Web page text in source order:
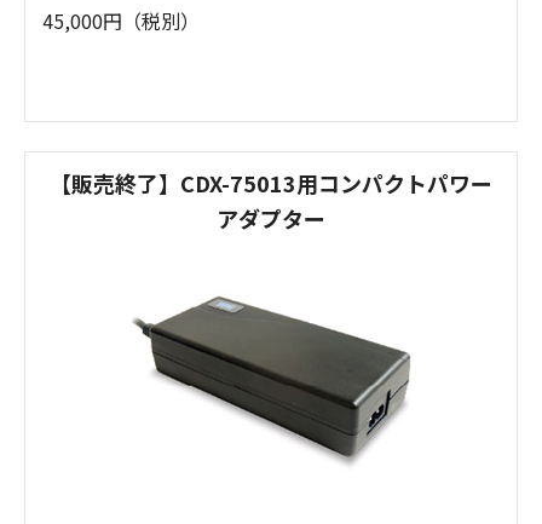
45,000円（税別）
【販売終了】CDX-75013用コンパクトパワー
アダプター